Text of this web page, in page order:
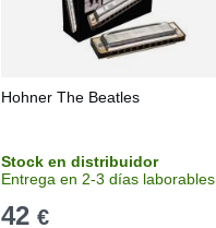
Hohner The Beatles
Stock en distribuidor
Entrega en 2-3 días laborables
42 €